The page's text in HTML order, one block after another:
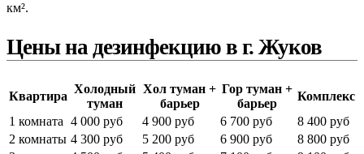
км².
Цены на дезинфекцию в г. Жуков
Квартира
Холодный
туман
Хол туман +
барьер
Гор туман +
барьер
Комплекс
1 комната 4 000 руб 4 900 руб 6 700 руб
8 400 руб
2 комнаты 4 300 руб 5 200 руб 6 900 руб
8 800 руб